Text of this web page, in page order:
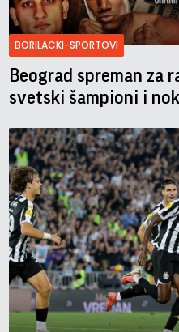
BORILACKI-SPORTOVI
Beograd spreman za
svetski šampioni i